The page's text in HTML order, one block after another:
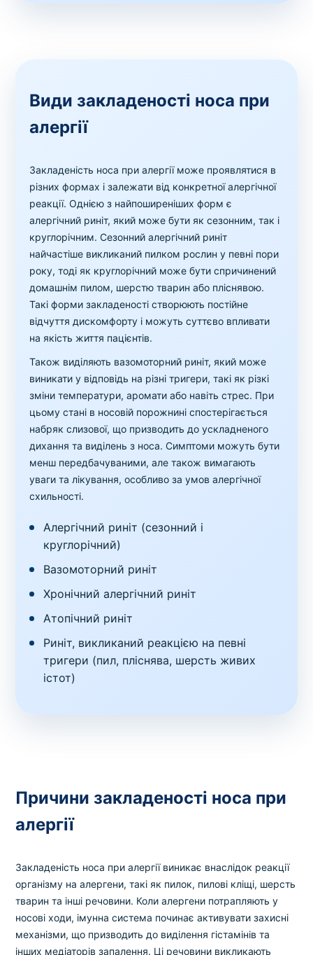
Види закладеності носа при
алергії
Закладеність носа при алергії може проявлятися в
різних формах і залежати від конкретної алергічної
реакції. Однією з найпоширеніших форм є
алергічний риніт, який може бути як сезонним, так і
круглорічним. Сезонний алергічний риніт
найчастіше викликаний пилком рослин у певні пори
року, тоді як круглорічний може бути спричинений
домашнім пилом, шерстю тварин або пліснявою.
Такі форми закладеності створюють постійне
відчуття дискомфорту і можуть суттєво впливати
на якість життя пацієнтів.
Також виділяють вазомоторний риніт, який може
виникати у відповідь на різні тригери, такі як різкі
зміни температури, аромати або навіть стрес. При
цьому стані в носовій порожнині спостерігається
набряк слизової, що призводить до ускладненого
дихання та виділень з носа. Симптоми можуть бути
менш передбачуваними, але також вимагають
уваги та лікування, особливо за умов алергічної
схильності.
Алергічний риніт (сезонний і
круглорічний)
Вазомоторний риніт
Хронічний алергічний риніт
Атопічний риніт
Риніт, викликаний реакцією на певні
тригери (пил, пліснява, шерсть живих
істот)
Причини закладеності носа при
алергії
Закладеність носа при алергії виникає внаслідок реакції
організму на алергени, такі як пилок, пилові кліщі, шерсть
тварин та інші речовини. Коли алергени потрапляють у
носові ходи, імунна система починає активувати захисні
механізми, що призводить до виділення гістамінів та
інших медіаторів запалення. Ці речовини викликають